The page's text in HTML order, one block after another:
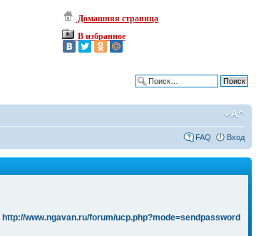
Домашняя страница
В избранное
FAQ Вход
http://www.ngavan.ru/forum/ucp.php?mode=sendpassword